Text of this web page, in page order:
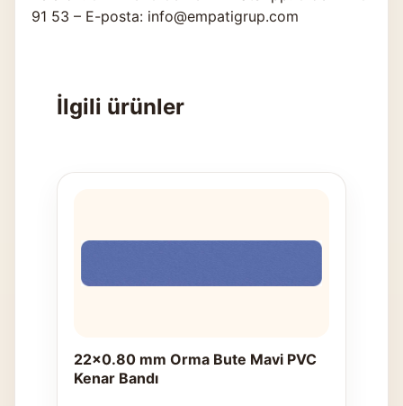
91 53 – E-posta: info@empatigrup.com
İlgili ürünler
22x0.80 mm Orma Bute Mavi PVC
Kenar Bandı